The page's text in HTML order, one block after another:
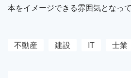
本をイメージできる雰囲気となって
不動産 建設 IT 士業